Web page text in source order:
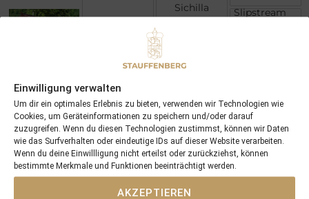
Einwilligung verwalten
Um dir ein optimales Erlebnis zu bieten, verwenden wir Technologien wie
Cookies, um Geräteinformationen zu speichern und/oder darauf
zuzugreifen. Wenn du diesen Technologien zustimmst, können wir Daten
wie das Surfverhalten oder eindeutige IDs auf dieser Website verarbeiten.
Wenn du deine Einwillligung nicht erteilst oder zurückziehst, können
bestimmte Merkmale und Funktionen beeinträchtigt werden.
AKZEPTIEREN
Firedance
Sichilla
Fraulein
Tobin (USA)
Slipstream
Fruhlingstag